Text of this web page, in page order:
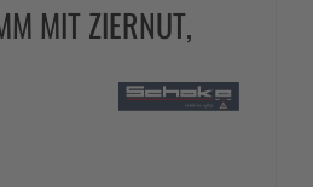
MIT ZIERNUT,